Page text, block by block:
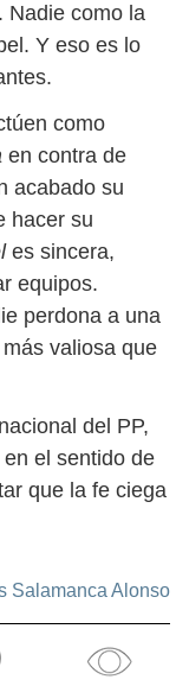
Nadie como la
Y eso es lo
como
en contra de
acabado su
hacer su
es sincera,
equipos.
perdona a una
valiosa que
del PP,
el sentido de
que la fe ciega
Salamanca Alonso